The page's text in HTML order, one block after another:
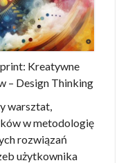
warsztat,
w metodologię
rozwiązań
użytkownika